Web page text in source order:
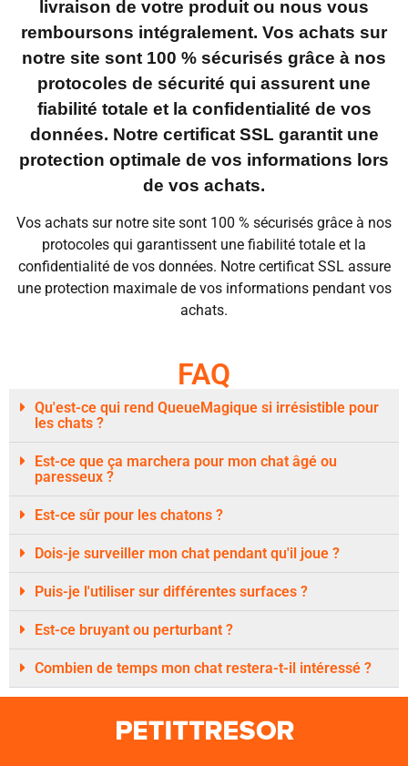
livraison de votre produit ou nous vous
remboursons intégralement. Vos achats sur
notre site sont 100 % sécurisés grâce à nos
protocoles de sécurité qui assurent une
fiabilité totale et la confidentialité de vos
données. Notre certificat SSL garantit une
protection optimale de vos informations lors
de vos achats.
Vos achats sur notre site sont 100 % sécurisés grâce à nos
protocoles qui garantissent une fiabilité totale et la
confidentialité de vos données. Notre certificat SSL assure
une protection maximale de vos informations pendant vos
achats.
FAQ
Qu'est-ce qui rend QueueMagique si irrésistible pour
les chats ?
Est-ce que ça marchera pour mon chat âgé ou
paresseux ?
Est-ce sûr pour les chatons ?
Dois-je surveiller mon chat pendant qu'il joue ?
Puis-je l'utiliser sur différentes surfaces ?
Est-ce bruyant ou perturbant ?
Combien de temps mon chat restera-t-il intéressé ?